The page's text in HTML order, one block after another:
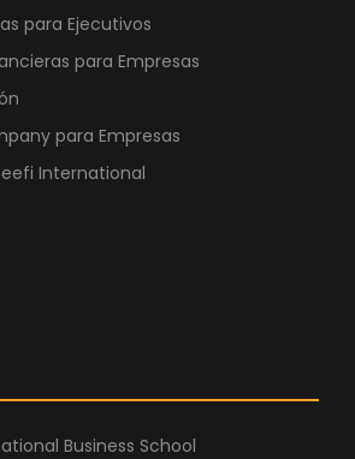
para Ejecutivos
para Empresas
para Empresas
International
Business School